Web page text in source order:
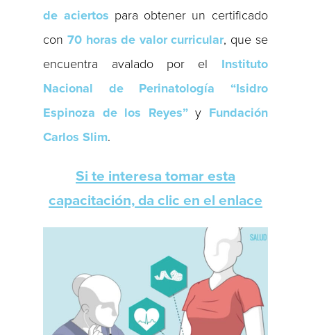
de aciertos para obtener un certificado
con70 horas de valor curricular, que se
encuentra avalado por el Instituto
Nacional de Perinatología “Isidro
Espinoza de los Reyes”y Fundación
Carlos Slim.
Si te interesa tomar esta
capacitación, da clic en el enlace